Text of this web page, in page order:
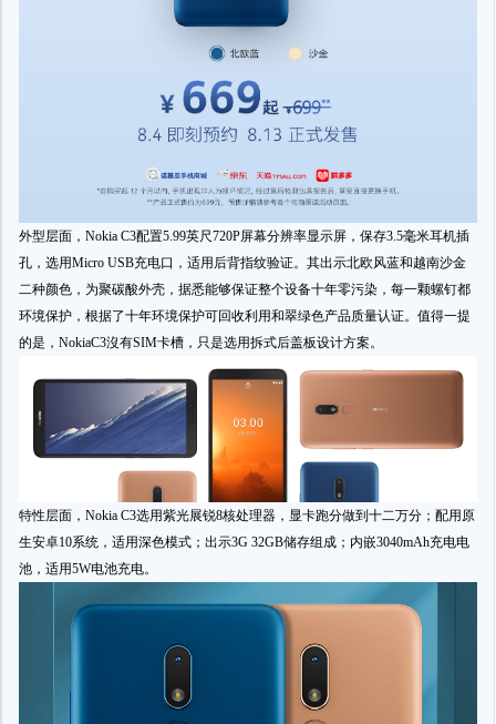
外型层面，Nokia C3配置5.99英尺720P屏幕分辨率显示屏，保存3.5毫米耳机插
孔，选用Micro USB充电口，适用后背指纹验证。其出示北欧风蓝和越南沙金
二种颜色，为聚碳酸外壳，据悉能够保证整个设备十年零污染，每一颗螺钉都
环境保护，根据了十年环境保护可回收利用和翠绿色产品质量认证。值得一提
的是，NokiaC3沒有SIM卡槽，只是选用拆式后盖板设计方案。
特性层面，Nokia C3选用紫光展锐8核处理器，显卡跑分做到十二万分；配用原
生安卓10系统，适用深色模式；出示3G 32GB储存组成；内嵌3040mAh充电电
池，适用5W电池充电。